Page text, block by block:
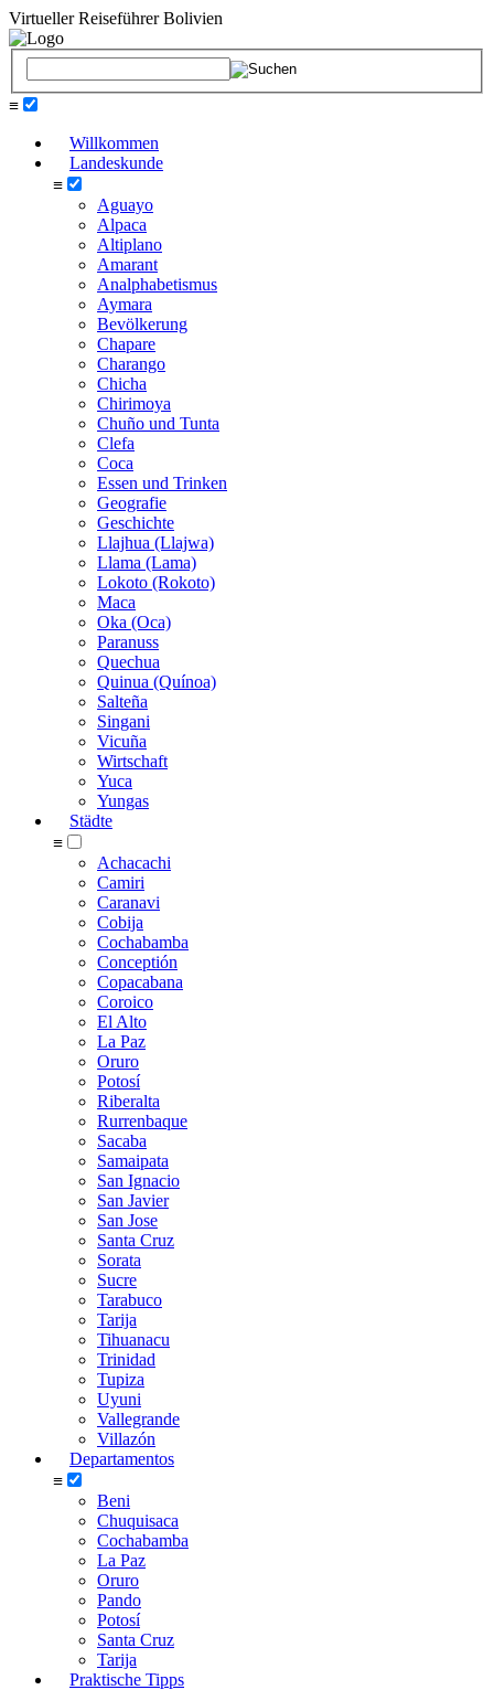
Virtueller Reiseführer Bolivien
≡
Willkommen
Landeskunde
≡
Aguayo
Alpaca
Altiplano
Amarant
Analphabetismus
Aymara
Bevölkerung
Chapare
Charango
Chicha
Chirimoya
Chuño und Tunta
Clefa
Coca
Essen und Trinken
Geografie
Geschichte
Llajhua (Llajwa)
Llama (Lama)
Lokoto (Rokoto)
Maca
Oka (Oca)
Paranuss
Quechua
Quinua (Quínoa)
Salteña
Singani
Vicuña
Wirtschaft
Yuca
Yungas
Städte
≡
Achacachi
Camiri
Caranavi
Cobija
Cochabamba
Conceptión
Copacabana
Coroico
El Alto
La Paz
Oruro
Potosí
Riberalta
Rurrenbaque
Sacaba
Samaipata
San Ignacio
San Javier
San Jose
Santa Cruz
Sorata
Sucre
Tarabuco
Tarija
Tihuanacu
Trinidad
Tupiza
Uyuni
Vallegrande
Villazón
Departamentos
≡
Beni
Chuquisaca
Cochabamba
La Paz
Oruro
Pando
Potosí
Santa Cruz
Tarija
Praktische Tipps